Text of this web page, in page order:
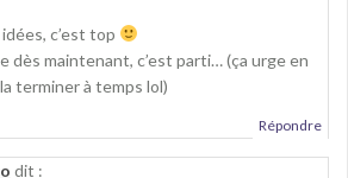
c’est top
dès maintenant, c’est parti… (ça urge en
terminer à temps lol)
Répondre
dit :